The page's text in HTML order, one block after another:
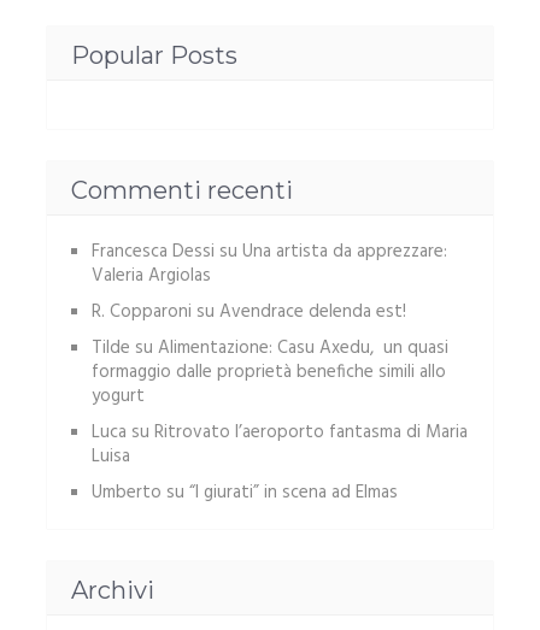
Popular Posts
Commenti recenti
Francesca Dessi su Una artista da apprezzare:
Valeria Argiolas
R. Copparoni su Avendrace delenda est!
Tilde su Alimentazione: Casu Axedu, un quasi
formaggio dalle proprietà benefiche simili allo
yogurt
Luca su Ritrovato l’aeroporto fantasma di Maria
Luisa
Umberto su “I giurati” in scena ad Elmas
Archivi